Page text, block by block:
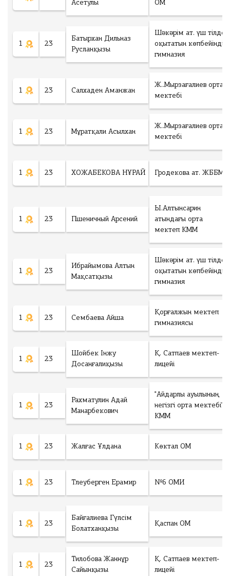
Асетулы
ОМ
1 23
Батырхан Дильназ
Русланқызы
Шәкәрім ат. үш тілде
оқытатын көпбейінді
гимназия
1 23 Салхаден Аманжан
Ж..Мырзағалиев орта
мектебі
1 23 Мұратқали Асылхан
Ж..Мырзағалиев орта
мектебі
1 23 ХОЖАБЕКОВА НҰРАЙ Гродекова ат. ЖББМ
1 23 Пшеничный Арсений
Ы.Алтынсарин
атындағы орта
мектеп КММ
1 23
Ибрайымова Алтын
Мақсатқызы
Шәкәрім ат. үш тілде
оқытатын көпбейінді
гимназия
1 23 Сембаева Айша
Қорғалжын мектеп
гимназиясы
1 23
Шойбек Інжу
Досанғалиқызы
Қ. Сатпаев мектеп-
лицейі
1 23
Рахматулин Адай
Манарбекович
"Айдарлы ауылының
негізгі орта мектебі"
КММ
1 23 Жалғас Ұлдана Көктал ОМ
1 23 Тлеуберген Ерамир №6 ОМИ
1 23
Байғалиева Гүлсім
Болатханқызы
Қаспан ОМ
1 23
Тилобова Жаннұр
Сайынқызы
Қ. Сатпаев мектеп-
лицейі